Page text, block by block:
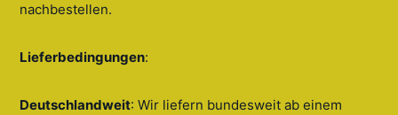
nachbestellen.
Lieferbedingungen:
Deutschlandweit: Wir liefern bundesweit ab einem